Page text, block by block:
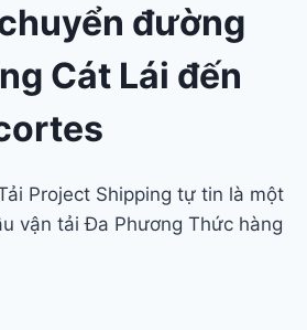
đường
Cát Lái đến
Project Shipping tự tin là một
vận tải Đa Phương Thức hàng